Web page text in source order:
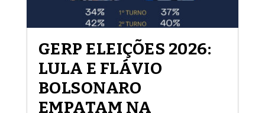
GERP ELEIÇÕES 2026:
LULA E FLÁVIO
BOLSONARO
EMPATAM NA